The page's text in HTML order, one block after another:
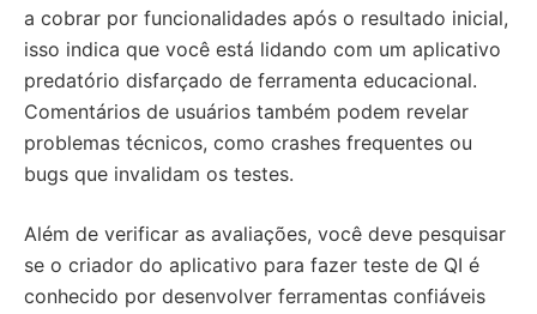
a cobrar por funcionalidades após o resultado inicial,
isso indica que você está lidando com um aplicativo
predatório disfarçado de ferramenta educacional.
Comentários de usuários também podem revelar
problemas técnicos, como crashes frequentes ou
bugs que invalidam os testes.
Além de verificar as avaliações, você deve pesquisar
se o criador do aplicativo para fazer teste de QI é
conhecido por desenvolver ferramentas confiáveis